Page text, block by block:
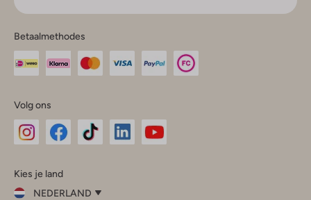
Betaalmethodes
Volg ons
InstagramFacebook
Kies je land
NEDERLAND